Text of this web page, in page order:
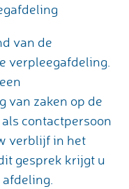
van de
verpleegafdeling.
van zaken op de
contactpersoon
verblijf in het
gesprek krijgt u